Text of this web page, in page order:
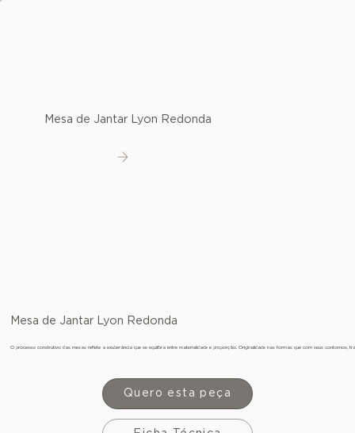
Mesa de Jantar Lyon Redonda
Mesa de Jantar Lyon Redonda
O processo construtivo das mesas reflete a exuberância que se equilibra entre materialidade e proporção. Originalidade nas formas que com seus contornos,
Quero esta peça